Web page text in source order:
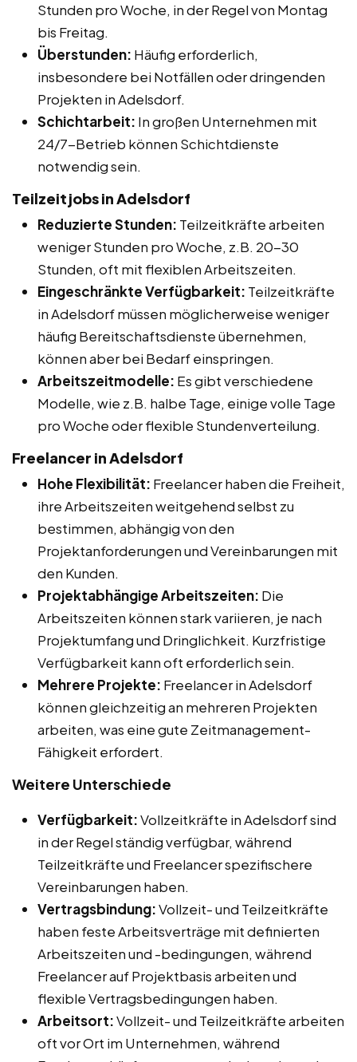
Stunden pro Woche, in der Regel von Montag
bis Freitag.
Überstunden: Häufig erforderlich,
insbesondere bei Notfällen oder dringenden
Projekten in Adelsdorf.
Schichtarbeit: In großen Unternehmen mit
24/7-Betrieb können Schichtdienste
notwendig sein.
Teilzeitjobs in Adelsdorf
Reduzierte Stunden: Teilzeitkräfte arbeiten
weniger Stunden pro Woche, z.B. 20-30
Stunden, oft mit flexiblen Arbeitszeiten.
Eingeschränkte Verfügbarkeit: Teilzeitkräfte
in Adelsdorf müssen möglicherweise weniger
häufig Bereitschaftsdienste übernehmen,
können aber bei Bedarf einspringen.
Arbeitszeitmodelle: Es gibt verschiedene
Modelle, wie z.B. halbe Tage, einige volle Tage
pro Woche oder flexible Stundenverteilung.
Freelancer in Adelsdorf
Hohe Flexibilität: Freelancer haben die Freiheit,
ihre Arbeitszeiten weitgehend selbst zu
bestimmen, abhängig von den
Projektanforderungen und Vereinbarungen mit
den Kunden.
Projektabhängige Arbeitszeiten: Die
Arbeitszeiten können stark variieren, je nach
Projektumfang und Dringlichkeit. Kurzfristige
Verfügbarkeit kann oft erforderlich sein.
Mehrere Projekte: Freelancer in Adelsdorf
können gleichzeitig an mehreren Projekten
arbeiten, was eine gute Zeitmanagement-
Fähigkeit erfordert.
Weitere Unterschiede
Verfügbarkeit:Vollzeitkräfte in Adelsdorf sind
in der Regel ständig verfügbar, während
Teilzeitkräfte und Freelancer spezifischere
Vereinbarungen haben.
Vertragsbindung:Vollzeit- und Teilzeitkräfte
haben feste Arbeitsverträge mit definierten
Arbeitszeiten und -bedingungen, während
Freelancer auf Projektbasis arbeiten und
flexible Vertragsbedingungen haben.
Arbeitsort:Vollzeit- und Teilzeitkräfte arbeiten
oft vor Ort im Unternehmen, während